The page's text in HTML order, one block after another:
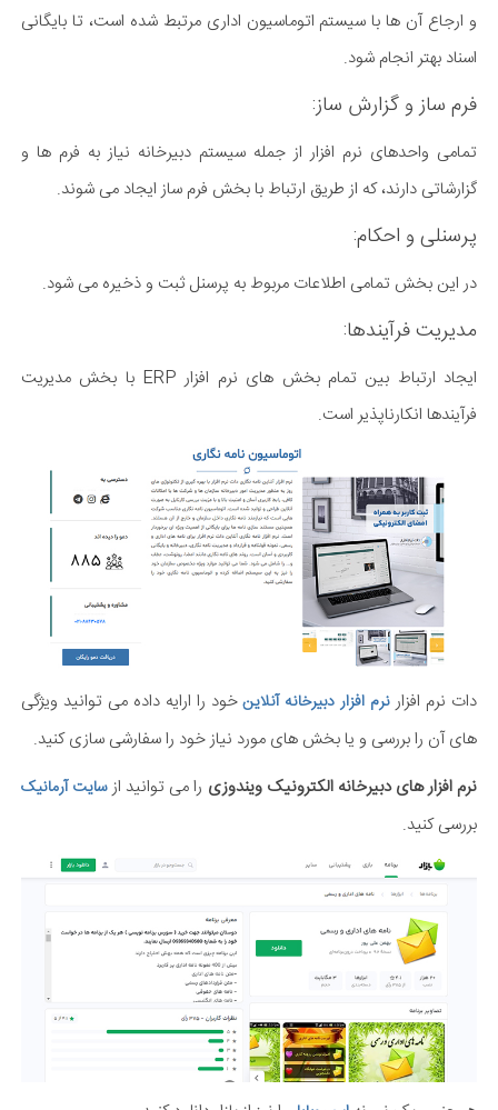
و ارجاع آن ها با سیستم اتوماسیون اداری مرتبط شده است، تا بایگانی
اسناد بهتر انجام شود.
فرم ساز و گزارش ساز:
تمامی واحدهای نرم افزار از جمله سیستم دبیرخانه نیاز به فرم ها و
گزارشاتی دارند، که از طریق ارتباط با بخش فرم ساز ایجاد می شوند.
پرسنلی و احکام:
در این بخش تمامی اطلاعات مربوط به پرسنل ثبت و ذخیره می شود.
مدیریت فرآیندها:
ایجاد ارتباط بین تمام بخش های نرم افزار ERP با بخش مدیریت
فرآیندها انکارناپذیر است.
دات نرم افزار نرم افزار دبیرخانه آنلاینخود را ارایه داده می توانید ویژگی
های آن را بررسی و یا بخش های مورد نیاز خود را سفارشی سازی کنید.
نرم افزار های دبیرخانه الکترونیک ویندوزی را می توانید ازسایت آرمانیک
بررسی کنید.